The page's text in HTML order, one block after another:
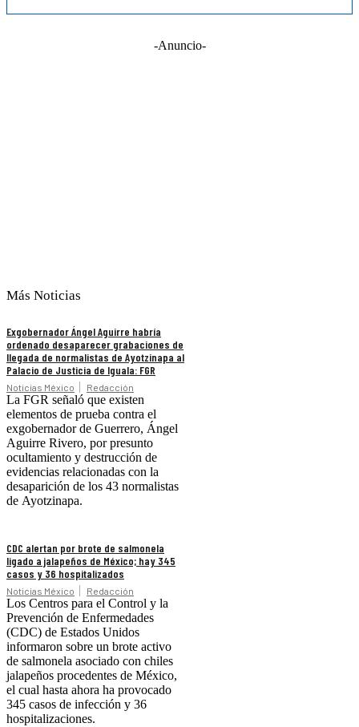
-Anuncio-
Más Noticias
Exgobernador Ángel Aguirre habría
ordenado desaparecer grabaciones de
llegada de normalistas de Ayotzinapa al
Palacio de Justicia de Iguala: FGR
Noticias México Redacción
La FGR señaló que existen
elementos de prueba contra el
exgobernador de Guerrero, Ángel
Aguirre Rivero, por presunto
ocultamiento y destrucción de
evidencias relacionadas con la
desaparición de los 43 normalistas
de Ayotzinapa.
CDC alertan por brote de salmonela
ligado a jalapeños de México; hay 345
casos y 36 hospitalizados
Noticias México Redacción
Los Centros para el Control y la
Prevención de Enfermedades
(CDC) de Estados Unidos
informaron sobre un brote activo
de salmonela asociado con chiles
jalapeños procedentes de México,
el cual hasta ahora ha provocado
345 casos de infección y 36
hospitalizaciones.